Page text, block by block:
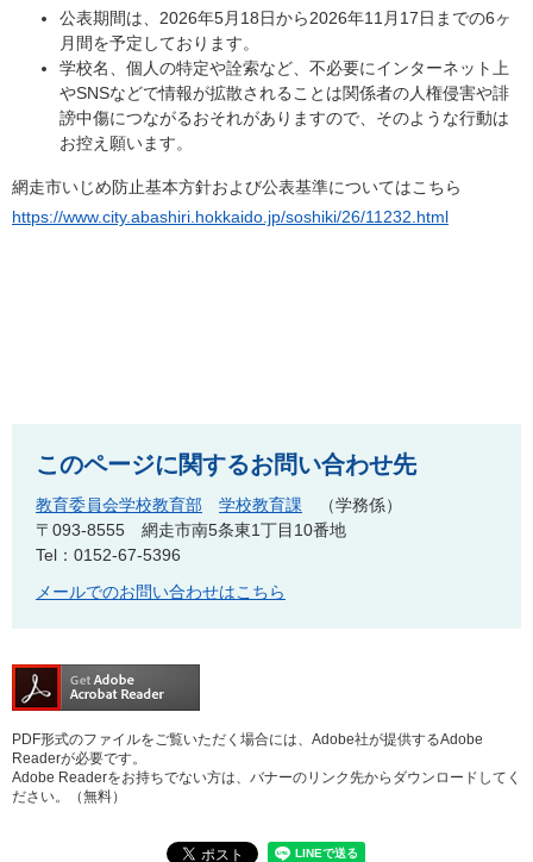
公表期間は、2026年5月18日から2026年11月17日までの6ヶ
月間を予定しております。
学校名、個人の特定や詮索など、不必要にインターネット上
やSNSなどで情報が拡散されることは関係者の人権侵害や誹
謗中傷につながるおそれがありますので、そのような行動は
お控え願います。
網走市いじめ防止基本方針および公表基準についてはこちら
https://www.city.abashiri.hokkaido.jp/soshiki/26/11232.html
このページに関するお問い合わせ先
教育委員会学校教育部 学校教育課
学務係
〒093-8555
網走市南5条東1丁目10番地
Tel：0152-67-5396
メールでのお問い合わせはこちら
PDF形式のファイルをご覧いただく場合には、Adobe社が提供するAdobe
Readerが必要です。
Adobe Readerをお持ちでない方は、バナーのリンク先からダウンロードしてく
ださい。（無料）